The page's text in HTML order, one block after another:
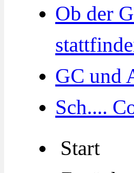
Ob der
GC und
Sch....
Start